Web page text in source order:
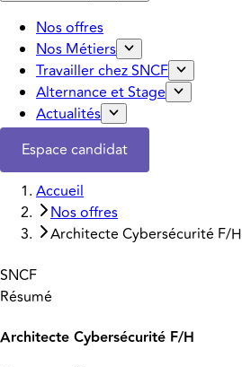
Nos offres
Nos Métiers
Travailler chez SNCF
Alternance et Stage
Actualités
Espace candidat
Accueil
Nos offres
Architecte Cybersécurité F/H
SNCF
Résumé
Architecte Cybersécurité F/H